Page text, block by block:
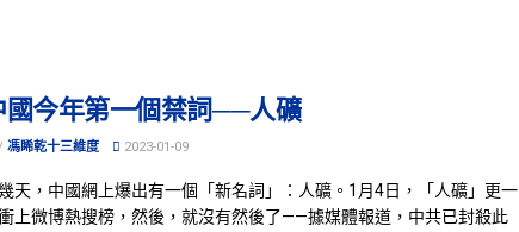
國今年第一個禁詞──人礦
馮睎乾十三維度 2023-01-09
天，中國網上爆出有一個「新名詞」：人礦。1月4日，「人礦」更一
上微博熱搜榜，然後，就沒有然後了——據媒體報道，中共已封殺此